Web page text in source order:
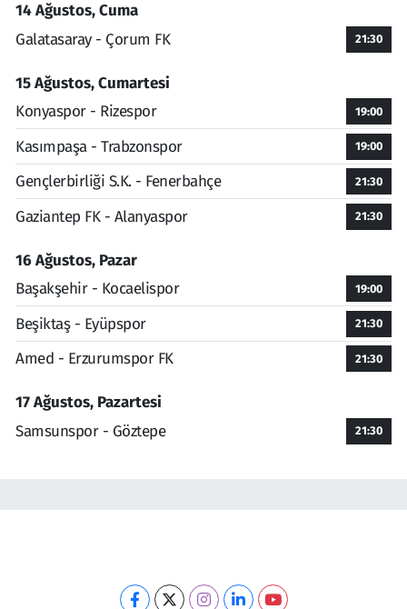
14 Ağustos, Cuma
Galatasaray - Çorum FK
21:30
15 Ağustos, Cumartesi
Konyaspor - Rizespor
19:00
Kasımpaşa - Trabzonspor 19:00
Gençlerbirliği S.K. - Fenerbahçe 21:30
Gaziantep FK - Alanyaspor 21:30
16 Ağustos, Pazar
Başakşehir - Kocaelispor
19:00
Beşiktaş - Eyüpspor 21:30
Amed - Erzurumspor FK 21:30
17 Ağustos, Pazartesi
Samsunspor - Göztepe
21:30